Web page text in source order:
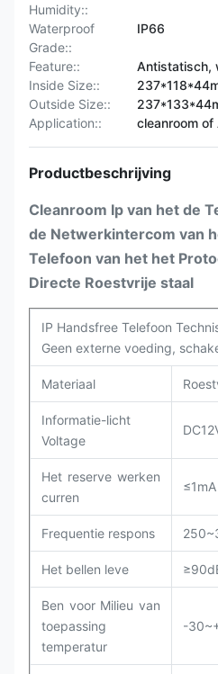
Humidity::
Waterproof
Grade::
IP66
Feature::
Antistatisch,
Inside Size::
Outside Size::
Application::
cleanroom
Productbeschrijving
Cleanroom Ip van het de
de Netwerkintercom van
Telefoon van het het
Directe Roestvrije staal
IP Handsfree Telefoon
Geen externe voeding,
Materiaal
Informatie-licht
Voltage
Het reserve werken
curren
≤1mA
Frequentie respons
Het bellen leve
Ben voor Milieu van
toepassing
temperatur
-